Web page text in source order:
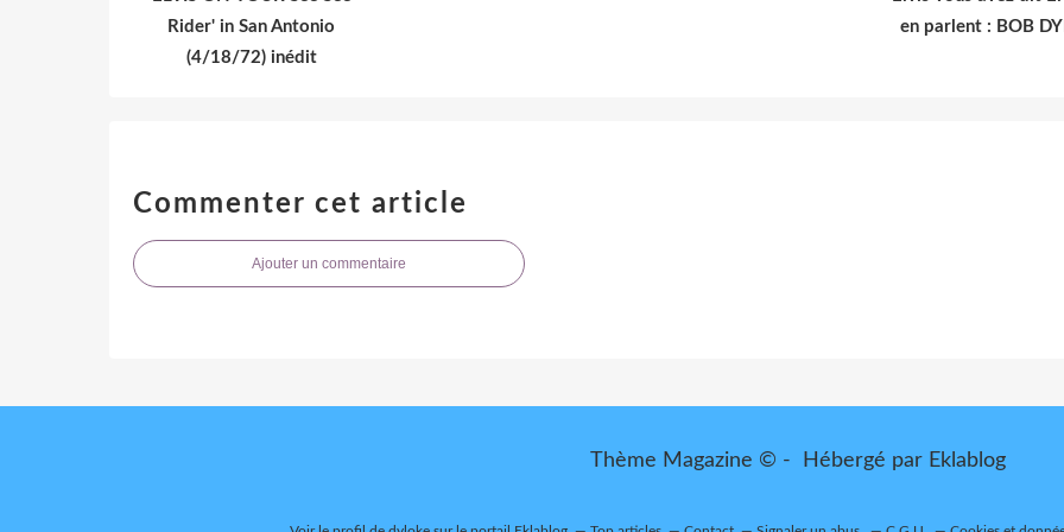
Rider' in San Antonio
(4/18/72) inédit
en parlent : BOB
Commenter cet article
Ajouter un commentaire
Thème Magazine © - Hébergé par Eklablog